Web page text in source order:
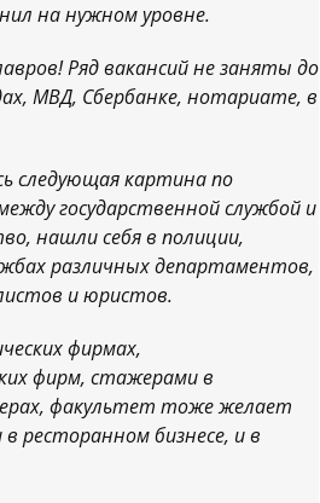
на нужном уровне.
Ряд вакансий не заняты до
МВД, Сбербанке, нотариате, в
следующая картина по
государственной службой и
нашли себя в полиции,
различных департаментов,
и юристов.
фирмах,
фирм, стажерами в
факультет тоже желает
ресторанном бизнесе, и в